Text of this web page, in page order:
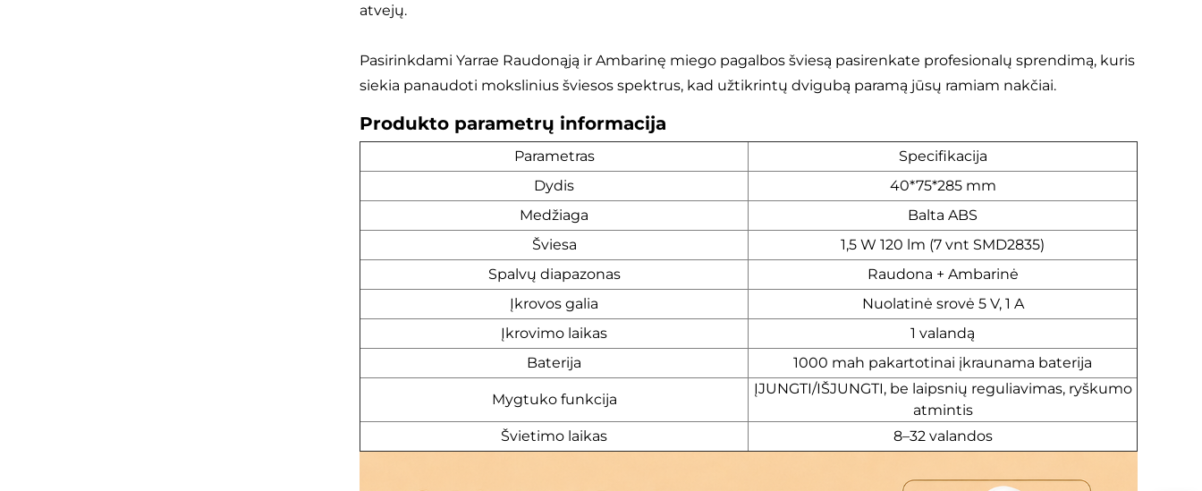
atvejų.
Pasirinkdami Yarrae Raudonąją ir Ambarinę miego pagalbos šviesą pasirenkate profesionalų sprendimą, kuris
siekia panaudoti mokslinius šviesos spektrus, kad užtikrintų dvigubą paramą jūsų ramiam nakčiai.
Produkto parametrų informacija
Parametras
Specifikacija
Dydis
40*75*285 mm
Medžiaga
Balta ABS
Šviesa
1,5 W 120 lm (7 vnt SMD2835)
Spalvų diapazonas
Raudona + Ambarinė
Įkrovos galia
Nuolatinė srovė 5 V, 1 A
Įkrovimo laikas
1 valandą
Baterija
1000 mah pakartotinai įkraunama baterija
Mygtuko funkcija
ĮJUNGTI/IŠJUNGTI, be laipsnių reguliavimas, ryškumo
atmintis
Švietimo laikas
8–32 valandos